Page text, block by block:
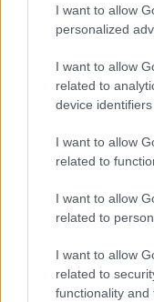
I want to allow
personalized
I want to allow
related to
device identifiers
I want to allow
related to
I want to allow
related to
I want to allow
related to
functionality
Οι αναφορές σε
περαιτέρω το
Πρωτοσέλιδα
Χουριέτ
«Το τέλος του
Σαμπάχ
«Το τέλος του
του Χίτλερ»